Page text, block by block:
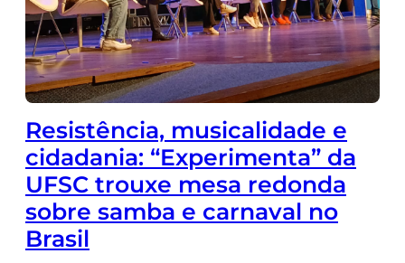
Resistência, musicalidade e
cidadania: “Experimenta” da
UFSC trouxe mesa redonda
sobre samba e carnaval no
Brasil